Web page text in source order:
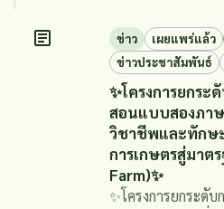
ข่าว เผยแพร่แล้ว
ข่าวประชาสัมพันธ์
✨โครงการยกระ
สอนแบบสองภา
วิชาชีพและทักษ
การเกษตรสู่มาต
Farm)✨
✨โครงการยกระดั